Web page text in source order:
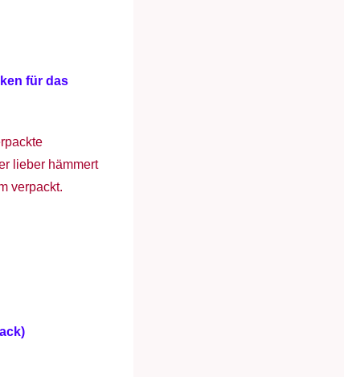
für das
lieber hämmert
verpackt.